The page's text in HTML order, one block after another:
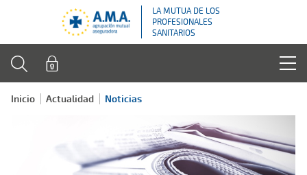
LA MUTUA DE LOS
PROFESIONALES
SANITARIOS
Inicio Actualidad Noticias